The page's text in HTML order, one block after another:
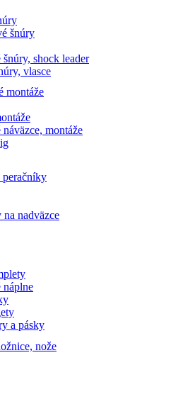
šnúry
shock leader
vlasce
montáže
montáže
na nadväzce
náplne
a pásky
nože